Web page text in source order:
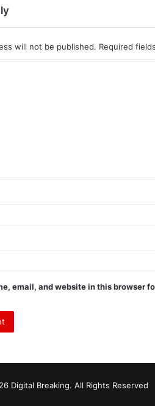
will not be published. Required
email, and website in this browser
Digital Breaking. All Rights Reserved